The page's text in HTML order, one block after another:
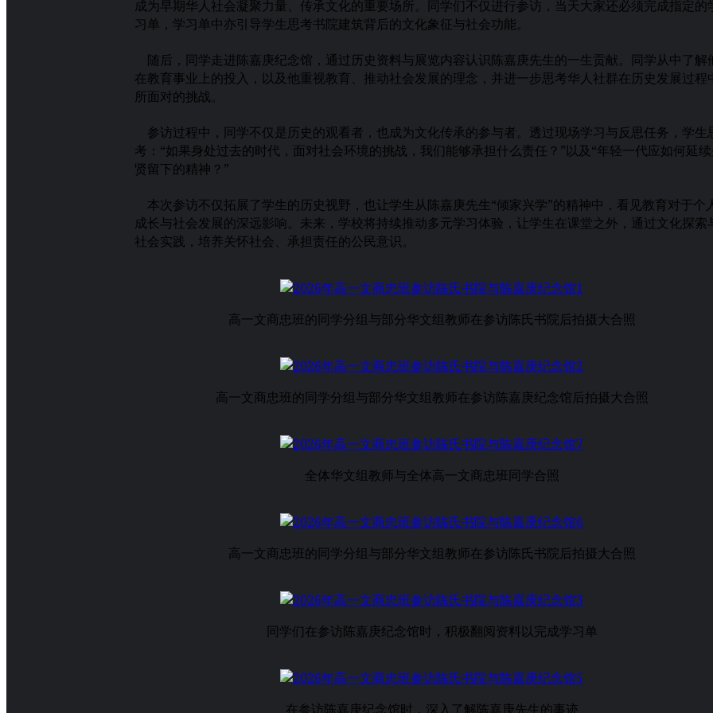
成为早期华人社会凝聚力量、传承文化的重要场所。同学们不仅进行参访，当天大家还必须完成指定的
习单，学习单中亦引导学生思考书院建筑背后的文化象征与社会功能。
随后，同学走进陈嘉庚纪念馆，通过历史资料与展览内容认识陈嘉庚先生的一生贡献。同学从中了解
在教育事业上的投入，以及他重视教育、推动社会发展的理念，并进一步思考华人社群在历史发展过程
所面对的挑战。
参访过程中，同学不仅是历史的观看者，也成为文化传承的参与者。透过现场学习与反思任务，学生
考：“如果身处过去的时代，面对社会环境的挑战，我们能够承担什么责任？”以及“年轻一代应如何延
贤留下的精神？”
本次参访不仅拓展了学生的历史视野，也让学生从陈嘉庚先生“倾家兴学”的精神中，看见教育对于个
成长与社会发展的深远影响。未来，学校将持续推动多元学习体验，让学生在课堂之外，通过文化探索
社会实践，培养关怀社会、承担责任的公民意识。
高一文商忠班的同学分组与部分华文组教师在参访陈氏书院后拍摄大合照
高一文商忠班的同学分组与部分华文组教师在参访陈嘉庚纪念馆后拍摄大合照
全体华文组教师与全体高一文商忠班同学合照
高一文商忠班的同学分组与部分华文组教师在参访陈氏书院后拍摄大合照
同学们在参访陈嘉庚纪念馆时，积极翻阅资料以完成学习单
在参访陈嘉庚纪念馆时，深入了解陈嘉庚先生的事迹